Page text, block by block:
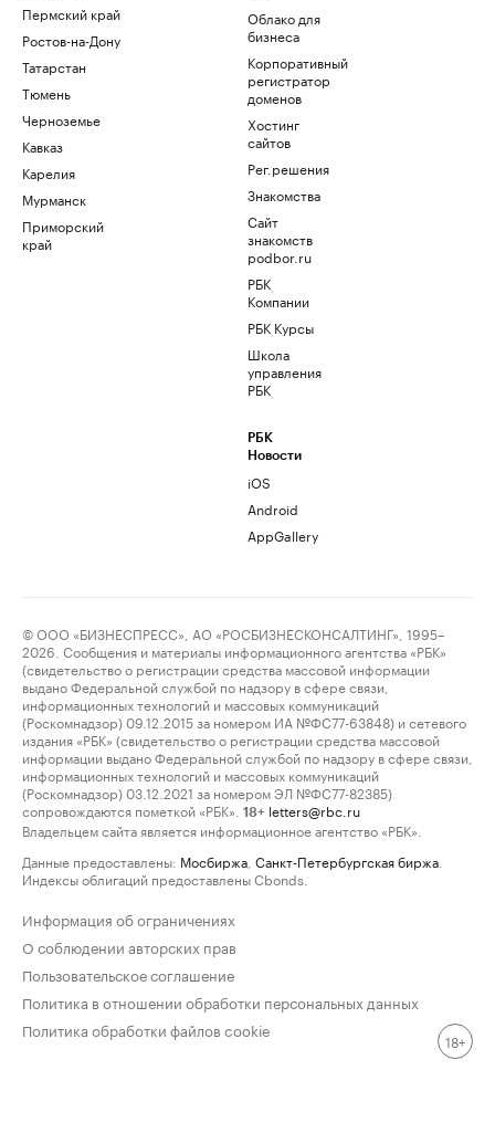
Пермский край
Ростов-на-Дону
Татарстан
Тюмень
Черноземье
Кавказ
Карелия
Мурманск
Приморский
край
Облако для
бизнеса
Корпоративный
регистратор
доменов
Хостинг
сайтов
Рег.решения
Знакомства
Сайт
знакомств
podbor.ru
РБК
Компании
РБК Курсы
Школа
управления
РБК
РБК
Новости
iOS
Android
AppGallery
© ООО «БИЗНЕСПРЕСС», АО «РОСБИЗНЕСКОНСАЛТИНГ», 1995–
2026. Сообщения и материалы информационного агентства «РБК»
(свидетельство о регистрации средства массовой информации
выдано Федеральной службой по надзору в сфере связи,
информационных технологий и массовых коммуникаций
(Роскомнадзор) 09.12.2015 за номером ИА №ФС77-63848) и сетевого
издания «РБК» (свидетельство о регистрации средства массовой
информации выдано Федеральной службой по надзору в сфере связи,
информационных технологий и массовых коммуникаций
(Роскомнадзор) 03.12.2021 за номером ЭЛ №ФС77-82385)
сопровождаются пометкой «РБК».
18+ letters@rbc.ru
Владельцем сайта является информационное агентство «РБК».
Данные предоставлены: Мосбиржа Санкт-Петербургская биржа
Индексы облигаций предоставлены Cbonds.
Информация об ограничениях
О соблюдении авторских прав
Пользовательское соглашение
Политика в отношении обработки персональных данных
Политика обработки файлов cookie
18+